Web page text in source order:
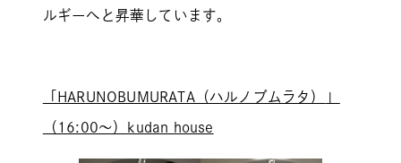
ルギーへと昇華しています。
HARUNOBUMURATA（ハルノブムラタ） 」
（16:00～）kudan house